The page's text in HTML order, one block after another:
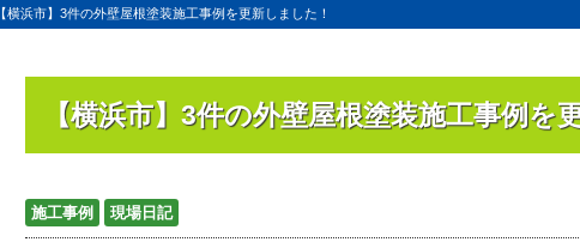
【横浜市】3件の外壁屋根塗装施工事例を更新しました！
【横浜市】3件の外壁屋根塗装施工事例を
施工事例 現場日記